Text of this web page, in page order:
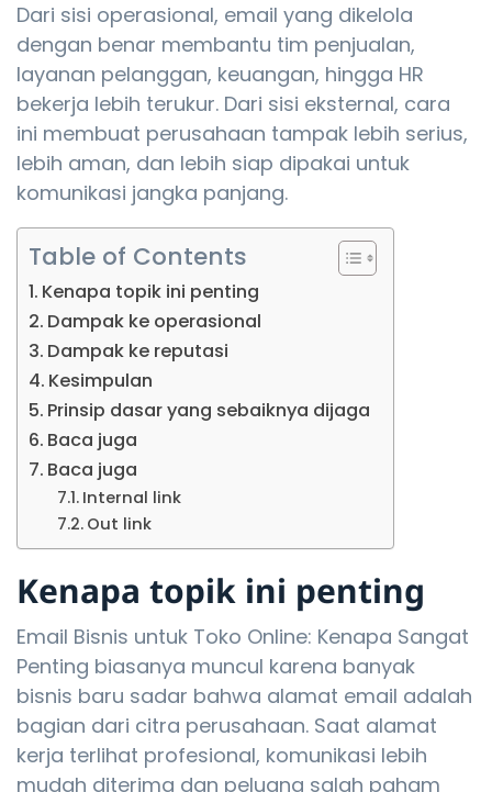
Dari sisi operasional, email yang dikelola
dengan benar membantu tim penjualan,
layanan pelanggan, keuangan, hingga HR
bekerja lebih terukur. Dari sisi eksternal, cara
ini membuat perusahaan tampak lebih serius,
lebih aman, dan lebih siap dipakai untuk
komunikasi jangka panjang.
Table of Contents
Kenapa topik ini penting
Dampak ke operasional
Dampak ke reputasi
Kesimpulan
Prinsip dasar yang sebaiknya dijaga
Baca juga
Baca juga
Internal link
Out link
Kenapa topik ini penting
Email Bisnis untuk Toko Online: Kenapa Sangat
Penting biasanya muncul karena banyak
bisnis baru sadar bahwa alamat email adalah
bagian dari citra perusahaan. Saat alamat
kerja terlihat profesional, komunikasi lebih
mudah diterima dan peluang salah paham